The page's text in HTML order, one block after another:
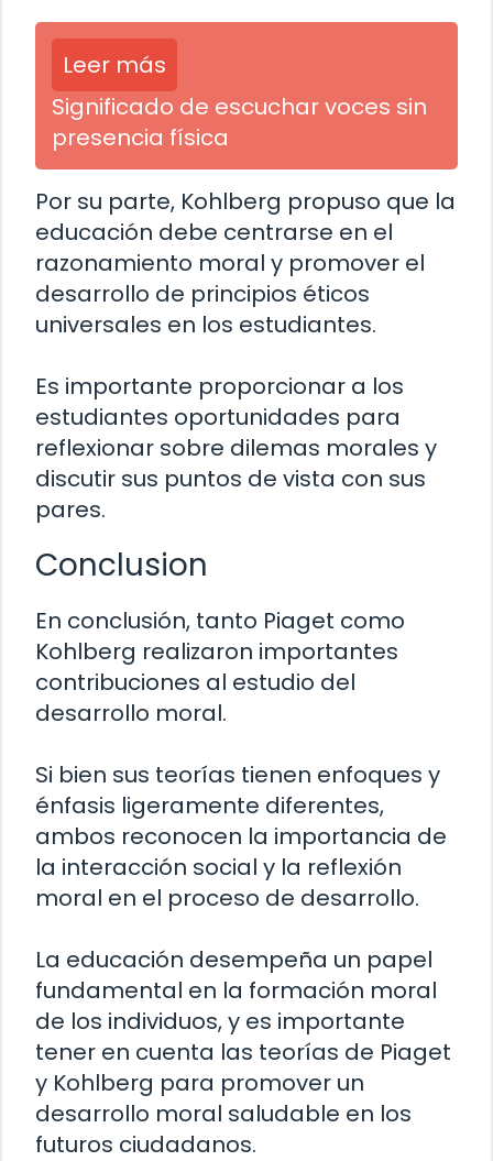
Leer más
Significado de escuchar voces sin
presencia física
Por su parte, Kohlberg propuso que la
educación debe centrarse en el
razonamiento moral y promover el
desarrollo de principios éticos
universales en los estudiantes.
Es importante proporcionar a los
estudiantes oportunidades para
reflexionar sobre dilemas morales y
discutir sus puntos de vista con sus
pares.
Conclusion
En conclusión, tanto Piaget como
Kohlberg realizaron importantes
contribuciones al estudio del
desarrollo moral.
Si bien sus teorías tienen enfoques y
énfasis ligeramente diferentes,
ambos reconocen la importancia de
la interacción social y la reflexión
moral en el proceso de desarrollo.
La educación desempeña un papel
fundamental en la formación moral
de los individuos, y es importante
tener en cuenta las teorías de Piaget
y Kohlberg para promover un
desarrollo moral saludable en los
futuros ciudadanos.